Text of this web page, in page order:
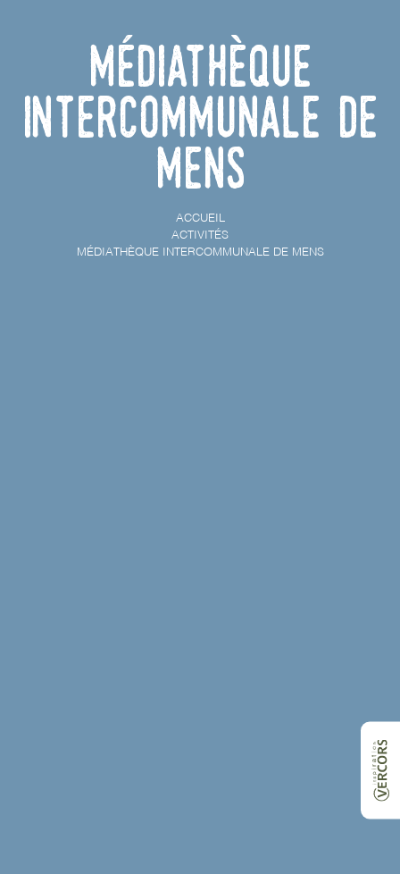
Médiathèque
Intercommunale de
Mens
ACCUEIL
ACTIVITÉS
MÉDIATHÈQUE INTERCOMMUNALE DE MENS